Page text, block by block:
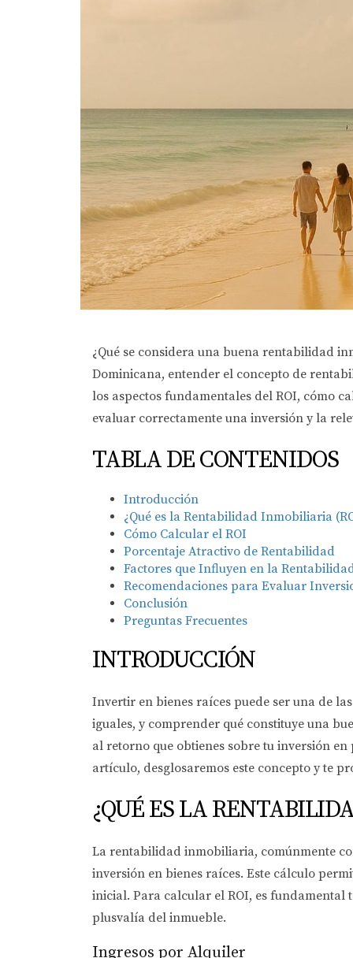
¿Qué se considera una buena rentabilidad
Dominicana, entender el concepto de
los aspectos fundamentales del ROI, cómo
evaluar correctamente una inversión y la
TABLA DE CONTENIDOS
Introducción
¿Qué es la Rentabilidad Inmobiliaria
Cómo Calcular el ROI
Porcentaje Atractivo de Rentabilidad
Factores que Influyen en la
Recomendaciones para Evaluar
Conclusión
Preguntas Frecuentes
INTRODUCCIÓN
Invertir en bienes raíces puede ser una de
iguales, y comprender qué constituye una
al retorno que obtienes sobre tu inversión
artículo, desglosaremos este concepto y te
¿QUÉ ES LA
La rentabilidad inmobiliaria, comúnmente
inversión en bienes raíces. Este cálculo
inicial. Para calcular el ROI, es fundamental
plusvalía del inmueble.
Ingresos por Alquiler